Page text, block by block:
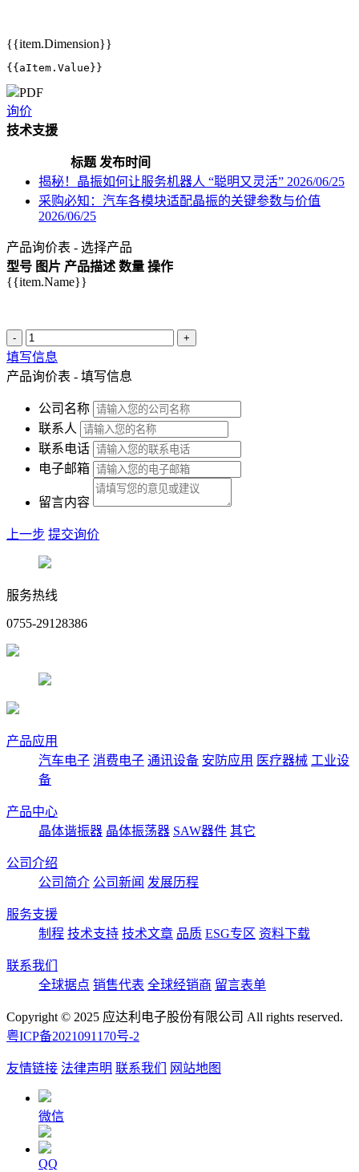
{{item.Dimension}}
{{aItem.Value}}
PDF
询价
技术支援
标题 发布时间
揭秘！晶振如何让服务机器人 “聪明又灵活” 2026/06/25
采购必知：汽车各模块适配晶振的关键参数与价值
2026/06/25
产品询价表 - 选择产品
型号 图片 产品描述 数量 操作
{{item.Name}}
- +
填写信息
产品询价表 - 填写信息
公司名称
联系人
联系电话
电子邮箱
留言内容
上一步 提交询价
服务热线
0755-29128386
产品应用
汽车电子 消费电子 通讯设备 安防应用 医疗器械 工业设
备
产品中心
晶体谐振器 晶体振荡器 SAW器件 其它
公司介绍
公司简介 公司新闻 发展历程
服务支援
制程 技术支持 技术文章 品质 ESG专区 资料下载
联系我们
全球据点 销售代表 全球经销商 留言表单
Copyright © 2025 应达利电子股份有限公司 All rights reserved.
粤ICP备2021091170号-2
友情链接 法律声明 联系我们 网站地图
微信
QQ